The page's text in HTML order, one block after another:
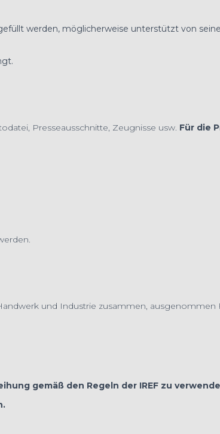
werden, möglicherweise unterstützt von
Presseausschnitte, Zeugnisse usw. Für die
und Industrie zusammen,
gemäß den Regeln der IREF zu